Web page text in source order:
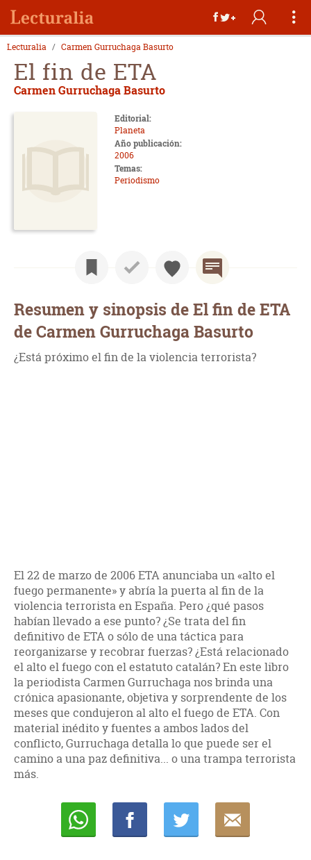
Lecturalia Carmen Gurruchaga Basurto
El fin de ETA
Carmen Gurruchaga Basurto
Editorial:
Planeta
Año publicación:
2006
Temas:
Periodismo
Resumen y sinopsis de El fin de ETA
de Carmen Gurruchaga Basurto
¿Está próximo el fin de la violencia terrorista?
El 22 de marzo de 2006 ETA anunciaba un «alto el
fuego permanente» y abría la puerta al fin de la
violencia terrorista en España. Pero ¿qué pasos
habían llevado a ese punto? ¿Se trata del fin
definitivo de ETA o sólo de una táctica para
reorganizarse y recobrar fuerzas? ¿Está relacionado
el alto el fuego con el estatuto catalán? En este libro
la periodista Carmen Gurruchaga nos brinda una
crónica apasionante, objetiva y sorprendente de los
meses que condujeron al alto el fuego de ETA. Con
material inédito y fuentes a ambos lados del
conflicto, Gurruchaga detalla lo que puede ser el
camino a una paz definitiva... o una trampa terrorista
más.